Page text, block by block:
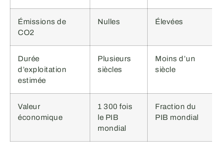
Émissions de
CO2
Nulles Élevées
Durée
d’exploitation
estimée
Plusieurs
siècles
Moins d’un
siècle
Valeur
économique
1 300 fois
le PIB
mondial
Fraction du
PIB mondial